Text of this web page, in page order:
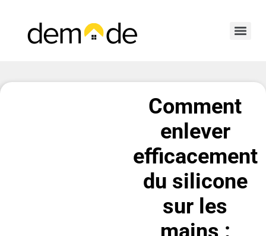
Comment
enlever
efficacement
du silicone
sur les